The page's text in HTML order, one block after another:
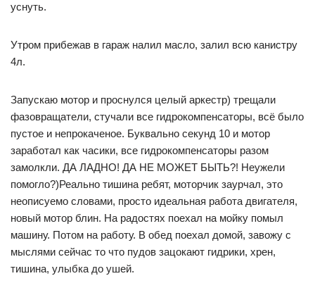
уснуть.
Утром прибежав в гараж налил масло, залил всю канистру
4л.
Запускаю мотор и проснулся целый аркестр) трещали
фазовращатели, стучали все гидрокомпенсаторы, всё было
пустое и непрокаченое. Буквально секунд 10 и мотор
заработал как часики, все гидрокомпенсаторы разом
замолкли. ДА ЛАДНО! ДА НЕ МОЖЕТ БЫТЬ?! Неужели
помогло?)Реально тишина ребят, моторчик заурчал, это
неописуемо словами, просто идеальная работа двигателя,
новый мотор блин. На радостях поехал на мойку помыл
машину. Потом на работу. В обед поехал домой, завожу с
мыслями сейчас то что пудов зацокают гидрики, хрен,
тишина, улыбка до ушей.